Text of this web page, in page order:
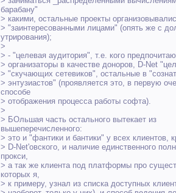
барабану"
> какими, остальные проекты
> "заинтересованными лицами" (опять же с
утрирования);
>
> - "целевая аудитория", т.е. кого
> организаторы в качестве доноров, D-Net
> "скучающих сетевиков", остальные в
> энтузиастов" (проявляется это, в первую
способе
> отображения процесса работы софта).
>
> БОльшая часть остального вытекает из
вышеперечисленного:
> это и "фантики и бантики" у всех клиентов,
> D-Net'овского, и наличие единственного
прокси,
> а так же клиента под платформы про
которых я,
> к примеру, узнал из списка доступных